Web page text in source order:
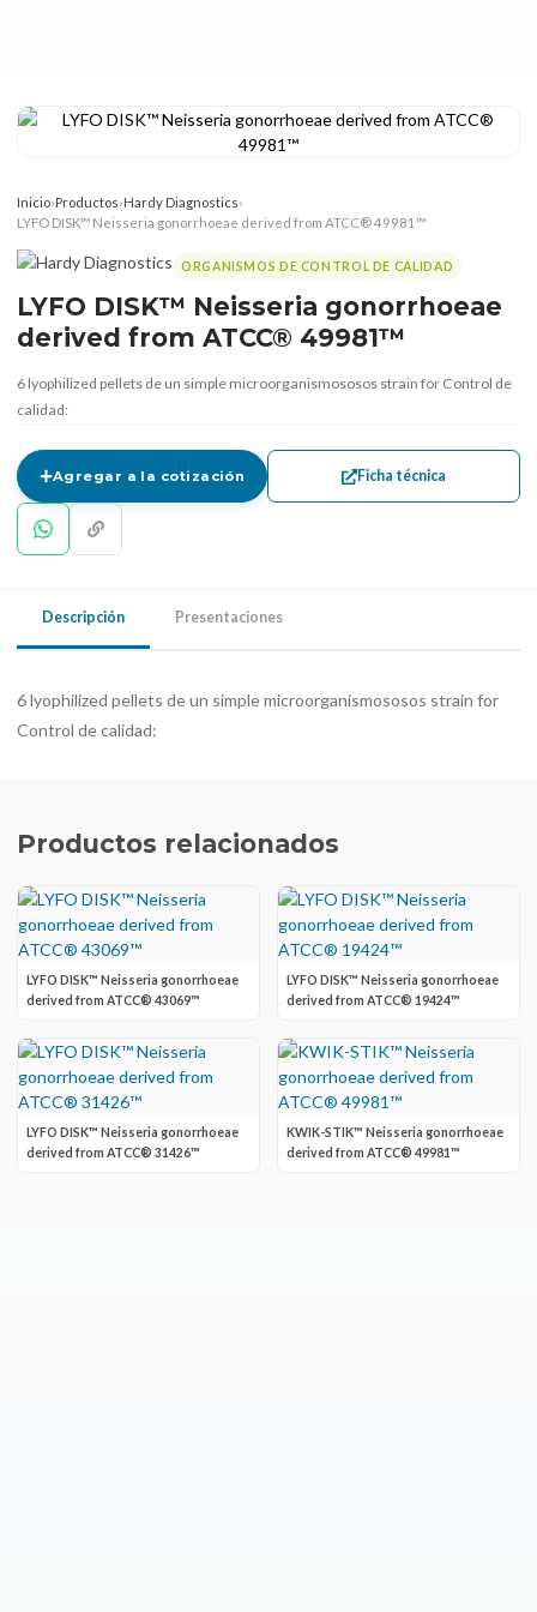
Inicio›Productos›Hardy Diagnostics›
LYFO DISK™ Neisseria gonorrhoeae derived from ATCC® 49981™
ORGANISMOS DE CONTROL DE CALIDAD
LYFO DISK™ Neisseria gonorrhoeae
derived from ATCC® 49981™
6 lyophilized pellets de un simple microorganismososos strain for Control de
calidad:
Agregar a la cotización Ficha técnica
Descripción Presentaciones
6 lyophilized pellets de un simple microorganismososos strain for
Control de calidad:
Productos relacionados
LYFO DISK™ Neisseria gonorrhoeae
derived from ATCC® 43069™
LYFO DISK™ Neisseria gonorrhoeae
derived from ATCC® 19424™
LYFO DISK™ Neisseria gonorrhoeae
derived from ATCC® 31426™
KWIK-STIK™ Neisseria gonorrhoeae
derived from ATCC® 49981™